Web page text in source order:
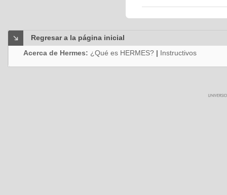
Regresar a la página inicial
Acerca de Hermes: ¿Qué es HERMES? | Instructivos